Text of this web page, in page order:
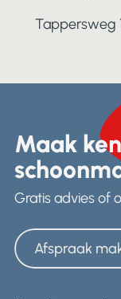
Tappersweg
Maak
Gratis advies of
Afspraak
Afspraak